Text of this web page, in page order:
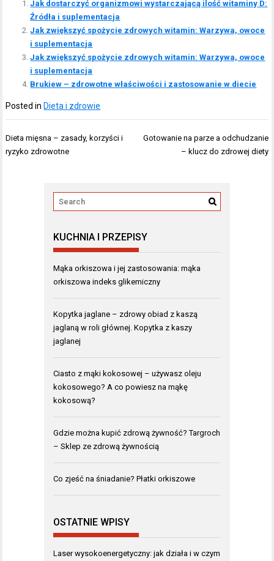
Jak dostarczyć organizmowi wystarczającą ilość witaminy D:
Źródła i suplementacja
Jak zwiększyć spożycie zdrowych witamin: Warzywa, owoce
i suplementacja
Jak zwiększyć spożycie zdrowych witamin: Warzywa, owoce
i suplementacja
Brukiew – zdrowotne właściwości i zastosowanie w diecie
Posted in Dieta i zdrowie
Nawigacja
wpisu
Dieta mięsna – zasady, korzyści i
ryzyko zdrowotne
Gotowanie na parze a odchudzanie
– klucz do zdrowej diety
KUCHNIA I PRZEPISY
Mąka orkiszowa i jej zastosowania: mąka
orkiszowa indeks glikemiczny
Kopytka jaglane – zdrowy obiad z kaszą
jaglaną w roli głównej. Kopytka z kaszy
jaglanej
Ciasto z mąki kokosowej – używasz oleju
kokosowego? A co powiesz na mąkę
kokosową?
Gdzie można kupić zdrową żywność? Targroch
– Sklep ze zdrową żywnością
Co zjeść na śniadanie? Płatki orkiszowe
OSTATNIE WPISY
Laser wysokoenergetyczny: jak działa i w czym